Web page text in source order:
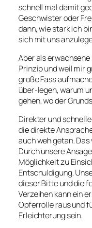
schnell mal damit
Geschwister oder
dann, wie stark ich
sich mit uns
Aber als
Prinzip und weil mir
große Fass
über-legen, warum
gehen, wo der
Direkter und
die direkte
auch weh getan.
Durch unsere
Möglichkeit zu
Entschuldigung.
dieser Bitte und die
Verzeihen kann ein
Opferrolle raus und
Erleichterung sein.